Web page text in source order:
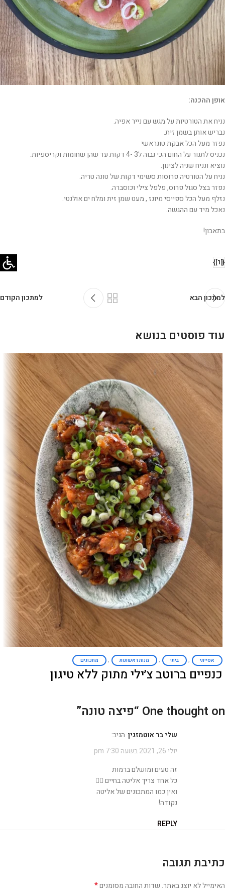
אופן ההכנה:
נניח את הטורטיות על מגש עם נייר אפיה.
נבריש אותן בשמן זית.
נפזר מעל הכל אבקת טוגראשי
נכניס לתנור על החום הכי גבוה ל3 -4 דקות עד שהן שחומות וקריספיות.
נוציא ונניח שניה לצינון.
נניח על הטורטיה פרוסות סשימי דקות של טונה טריה.
נפזר בצל סגול פרוס, פלפל צילי וכוסברה.
נזלף מעל הכל ספייסי מיונז , מעט שמן זית ומלח ים אולנטי.
נאכל מיד עם ההגשה.
בתאבון!
{[1]}
למתכון הבא למתכון הקודם
עוד פוסטים בנושא
אסייתי , ביתי , מנות ראשונות , מתכונים
כנפיים ברוטב צ׳ילי מתוק ללא טיגון
One thought on “ פיצה טונה”
שלי בר אוטמזגין הגיב:
יולי 26, 2021 בשעה 7:30 pm
זה טעים ומושלם ברמות
כל אחד צריך אליטה בחיים ✌🏼
ואין כמו המתכונים של אליטה
נקודה!
REPLY
כתיבת תגובה
האימייל לא יוצג באתר. שדות החובה מסומנים*